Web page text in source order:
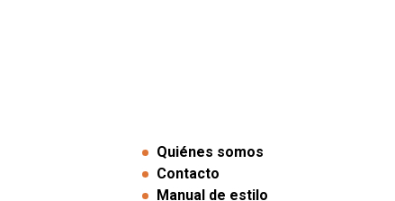
Quiénes somos
Contacto
Manual de estilo